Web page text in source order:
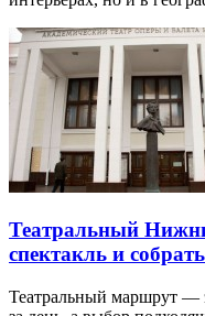
Театральный
спектакль и
Театральный маршрут —